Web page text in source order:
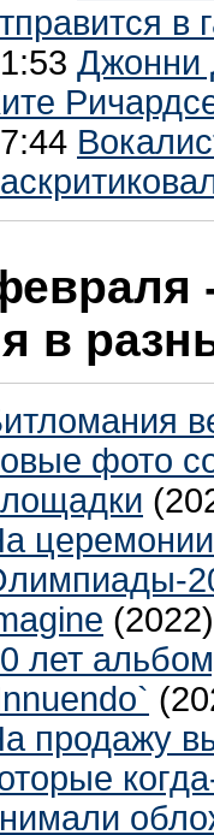
в
Джонни
в
фото
(2022)
лет
продажу